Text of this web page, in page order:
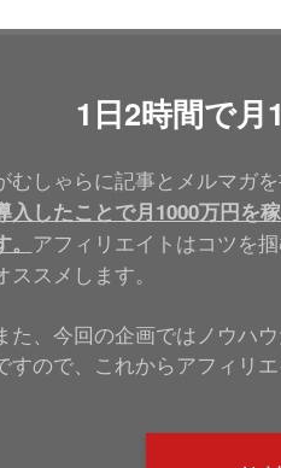
1日2時間で
むしゃらに記事とメルマガ
入したことで月1000万円を
。 アフィリエイトはコツを
ススメします。
た、今回の企画ではノウハ
すので、これからアフィリ